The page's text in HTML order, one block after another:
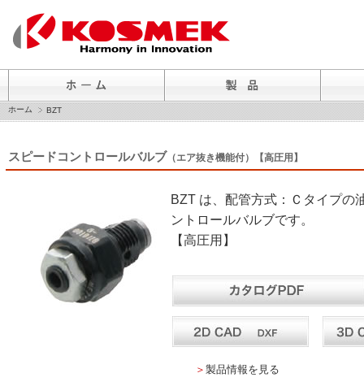
ホーム BZT
スピードコントロールバルブ （エア抜き機能付）【高圧用】
BZT は、配管方式：Ｃタイプの
ントロールバルブです。
【高圧用】
＞ 製品情報を見る